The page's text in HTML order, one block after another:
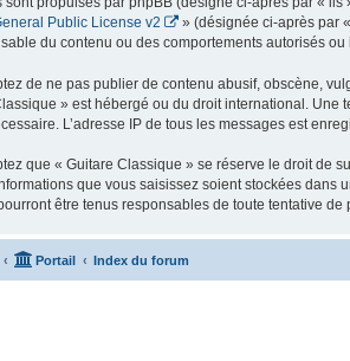
Public License v2 » (désignée ci-après par
du contenu ou des comportements autorisés
de ne pas publier de contenu abusif, obscène,
» est hébergé ou du droit international. Une
L’adresse IP de tous les messages est
que « Guitare Classique » se réserve le droit de
que vous saisissez soient stockées dans
être tenus responsables de toute tentative
Portail Index du forum